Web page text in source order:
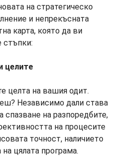
на стратегическо
и непрекъсната
карта, която да ви
стъпки:
целите
целта на вашия одит.
Независимо дали става
спазване на разпоредбите,
на процесите
точност, наличието
цялата програма.